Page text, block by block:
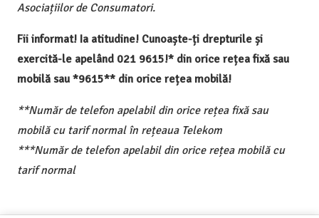
Asociațiilor de Consumatori.
Fii informat! Ia atitudine! Cunoaște-ți drepturile și
exercită-le apelând 021 9615!* din orice rețea fixă sau
mobilă sau *9615** din orice rețea mobilă!
**Număr de telefon apelabil din orice rețea fixă sau
mobilă cu tarif normal în rețeaua Telekom
***Număr de telefon apelabil din orice rețea mobilă cu
tarif normal